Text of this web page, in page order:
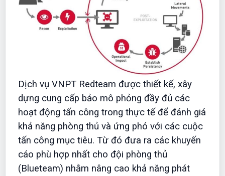
Dịch vụ VNPT Redteam được thiết kế, xây
dựng cung cấp bảo mô phỏng đầy đủ các
hoạt động tấn công trong thực tế để đánh giá
khả năng phòng thủ và ứng phó với các cuộc
tấn công mục tiêu. Từ đó đưa ra các khuyến
cáo phù hợp nhất cho đội phòng thủ
(Blueteam) nhằm nâng cao khả năng phát